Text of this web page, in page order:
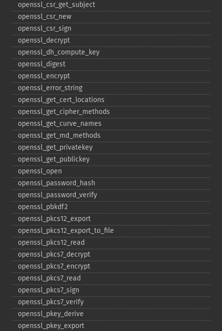
openssl_​csr_​get_​subject
openssl_​csr_​new
openssl_​csr_​sign
openssl_​decrypt
openssl_​dh_​compute_​key
openssl_​digest
openssl_​encrypt
openssl_​error_​string
openssl_​get_​cert_​locations
openssl_​get_​cipher_​methods
openssl_​get_​curve_​names
openssl_​get_​md_​methods
openssl_​get_​privatekey
openssl_​get_​publickey
openssl_​open
openssl_​password_​hash
openssl_​password_​verify
openssl_​pbkdf2
openssl_​pkcs12_​export
openssl_​pkcs12_​export_​to_​file
openssl_​pkcs12_​read
openssl_​pkcs7_​decrypt
openssl_​pkcs7_​encrypt
openssl_​pkcs7_​read
openssl_​pkcs7_​sign
openssl_​pkcs7_​verify
openssl_​pkey_​derive
openssl_​pkey_​export